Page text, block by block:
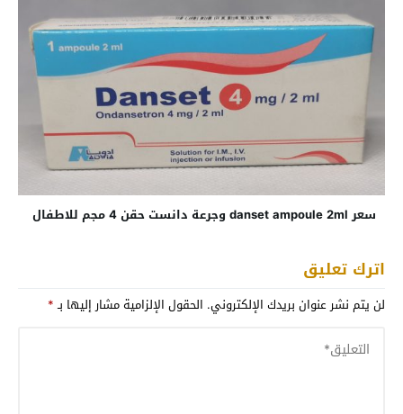
سعر danset ampoule 2ml وجرعة دانست حقن 4 مجم للاطفال
اترك تعليق
لن يتم نشر عنوان بريدك الإلكتروني. الحقول الإلزامية مشار إليها بـ*